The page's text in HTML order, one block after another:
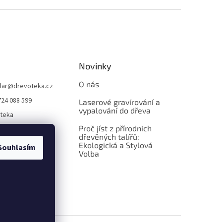
@drevoteka.cz
088 599
Novinky
O nás
Laserové gravírování a
vypalování do dřeva
Proč jíst z přírodních
dřevěných talířů:
Ekologická a Stylová
Volba